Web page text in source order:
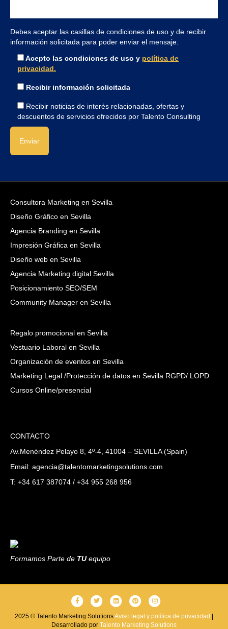
Debes aceptar las casillas de condiciones de uso y de recibir
información solicitada para poder enviar el mensaje.
Acepto las condiciones de uso y política de
privacidad.
Recibir información solicitada
Recibir noticias de interés relacionadas, ofertas y
descuentos de servicios ofrecidos por Talento Consulting
Consultora Marketing en Sevilla
Diseño Gráfico en Sevilla
Agencia Branding en Sevilla
Impresión Gráfica en Sevilla
Diseño web en Sevilla
Agencia Marketing digital Sevilla
Posicionamiento SEO/SEM
Community Manager en Sevilla
Regalo promocional en Sevilla
Vestuario Laboral en Sevilla
Organización de eventos en Sevilla
Marketing Legal /Protección de datos en Sevilla RGPD/ LOPD
Cursos Online/presencial
CONTACTO
Av.Menéndez Pelayo 8, 4º-4, 41004 – SEVILLA (Spain)
Email: agencia@talentomarketingsolutions.com
T: +34 617 387074 / +34 955 268 956
Formamos Parte de TUequipo
F
a
c
T
i
L
i
n
P
n
I
s
2025 © Talento Marketing SolutionsAviso legal y política de privacidad
Desarrollado por Talento Marketing Solutions